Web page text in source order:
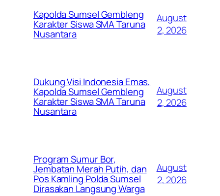
Kapolda Sumsel Gembleng
Karakter Siswa SMA Taruna
Nusantara
August
2, 2026
Dukung Visi Indonesia Emas,
Kapolda Sumsel Gembleng
Karakter Siswa SMA Taruna
Nusantara
August
2, 2026
Program Sumur Bor,
Jembatan Merah Putih, dan
Pos Kamling Polda Sumsel
Dirasakan Langsung Warga
August
2, 2026